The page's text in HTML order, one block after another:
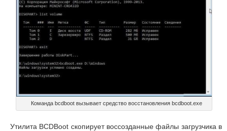
Команда bcdboot вызывает средство восстановления bcdboot.exe
Утилита BCDBoot скопирует воссозданные файлы загрузчика в